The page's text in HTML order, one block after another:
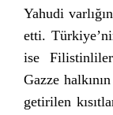
Yahudi
etti.
ise
Gazze
getirilen